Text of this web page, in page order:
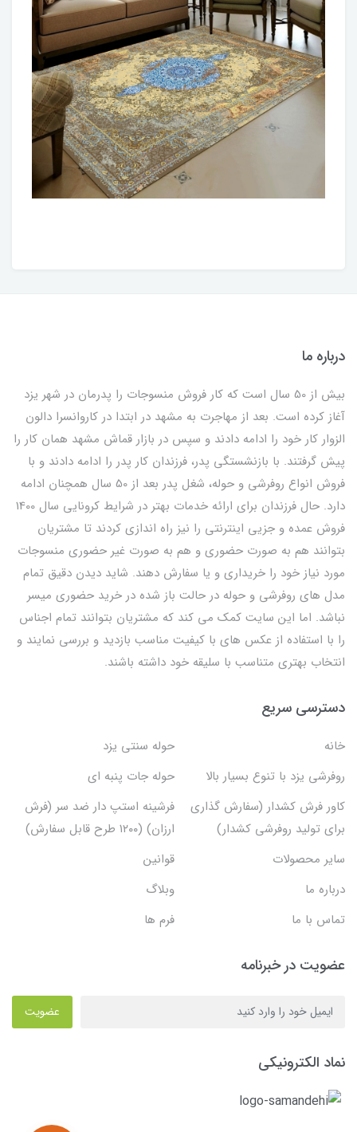
درباره ما
بیش از 50 سال است که کار فروش منسوجات را پدرمان در شهر یزد
آغاز کرده است. بعد از مهاجرت به مشهد در ابتدا در کاروانسرا دالون
الزوار کار خود را ادامه دادند و سپس در بازار قماش مشهد همان کار را
پیش گرفتند. با بازنشستگی پدر، فرزندان کار پدر را ادامه دادند و با
فروش انواع روفرشی و حوله، شغل پدر بعد از 50 سال همچنان ادامه
دارد. حال فرزندان برای ارائه خدمات بهتر در شرایط کرونایی سال 1400
فروش عمده و جزیی اینترنتی را نیز راه اندازی کردند تا مشتریان
بتوانند هم به صورت حضوری و هم به صورت غیر حضوری منسوجات
مورد نیاز خود را خریداری و یا سفارش دهند. شاید دیدن دقیق تمام
مدل های روفرشی و حوله در حالت باز شده در خرید حضوری میسر
نباشد. اما این سایت کمک می کند که مشتریان بتوانند تمام اجناس
را با استفاده از عکس های با کیفیت مناسب بازدید و بررسی نمایند و
انتخاب بهتری متناسب با سلیقه خود داشته باشند.
دسترسی سریع
خانه
حوله سنتی یزد
روفرشی یزد با تنوع بسیار بالا
حوله جات پنبه ای
کاور فرش کشدار (سفارش گذاری
برای تولید روفرشی کشدار)
فرشینه استپ دار ضد سر (فرش
ارزان) (۱۲۰۰ طرح قابل سفارش)
سایر محصولات
قوانین
درباره ما
وبلاگ
تماس با ما
فرم ها
عضویت در خبرنامه
عضویت
نماد الکترونیکی